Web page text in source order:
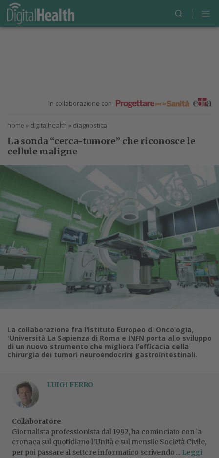
In collaborazione con
home » digitalhealth » diagnostica
La sonda “cerca-tumore” che riconosce le
cellule maligne
La collaborazione fra l'Istituto Europeo di Oncologia,
'Università La Sapienza di Roma e INFN porta allo sviluppo
di un nuovo strumento che migliora l’efficacia della
chirurgia dei tumori neuroendocrini gastrointestinali.
LUIGI FERRO
Collaboratore
Giornalista professionista dal 1992, ha cominciato con la
cronaca sul quotidiano l’Unità e sul mensile Società Civile,
per poi passare al settore informatico scrivendo ... Leggi